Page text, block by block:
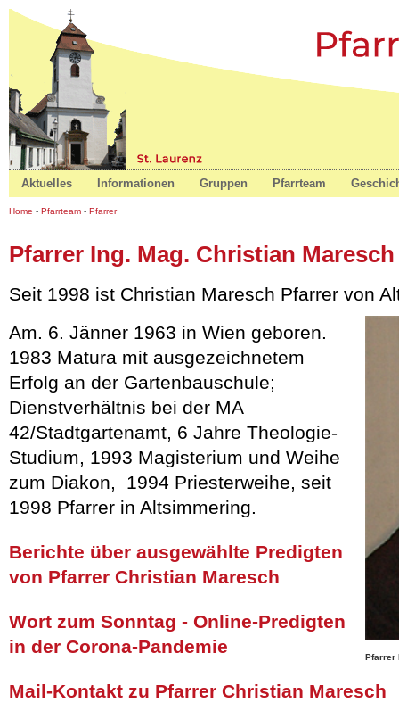
Aktuelles Informationen Gruppen Pfarrteam
Home - Pfarrteam - Pfarrer
Pfarrer Ing. Mag. Christian Maresch
Seit 1998 ist Christian Maresch Pfarrer von
Pfarrer
Am. 6. Jänner 1963 in Wien geboren.
1983 Matura mit ausgezeichnetem
Erfolg an der Gartenbauschule;
Dienstverhältnis bei der MA
42/Stadtgartenamt, 6 Jahre Theologie-
Studium, 1993 Magisterium und Weihe
zum Diakon, 1994 Priesterweihe, seit
1998 Pfarrer in Altsimmering.
Berichte über ausgewählte Predigten
von Pfarrer Christian Maresch
Wort zum Sonntag - Online-Predigten
in der Corona-Pandemie
Mail-Kontakt zu Pfarrer Christian Maresch